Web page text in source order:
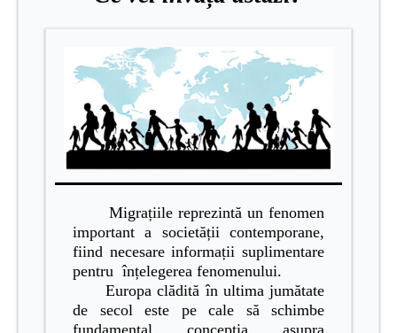
Migrațiile reprezintă un fenomen
important a societății contemporane,
fiind necesare informații suplimentare
pentru înțelegerea fenomenului.
Europa clădită în ultima jumătate
de secol este pe cale să schimbe